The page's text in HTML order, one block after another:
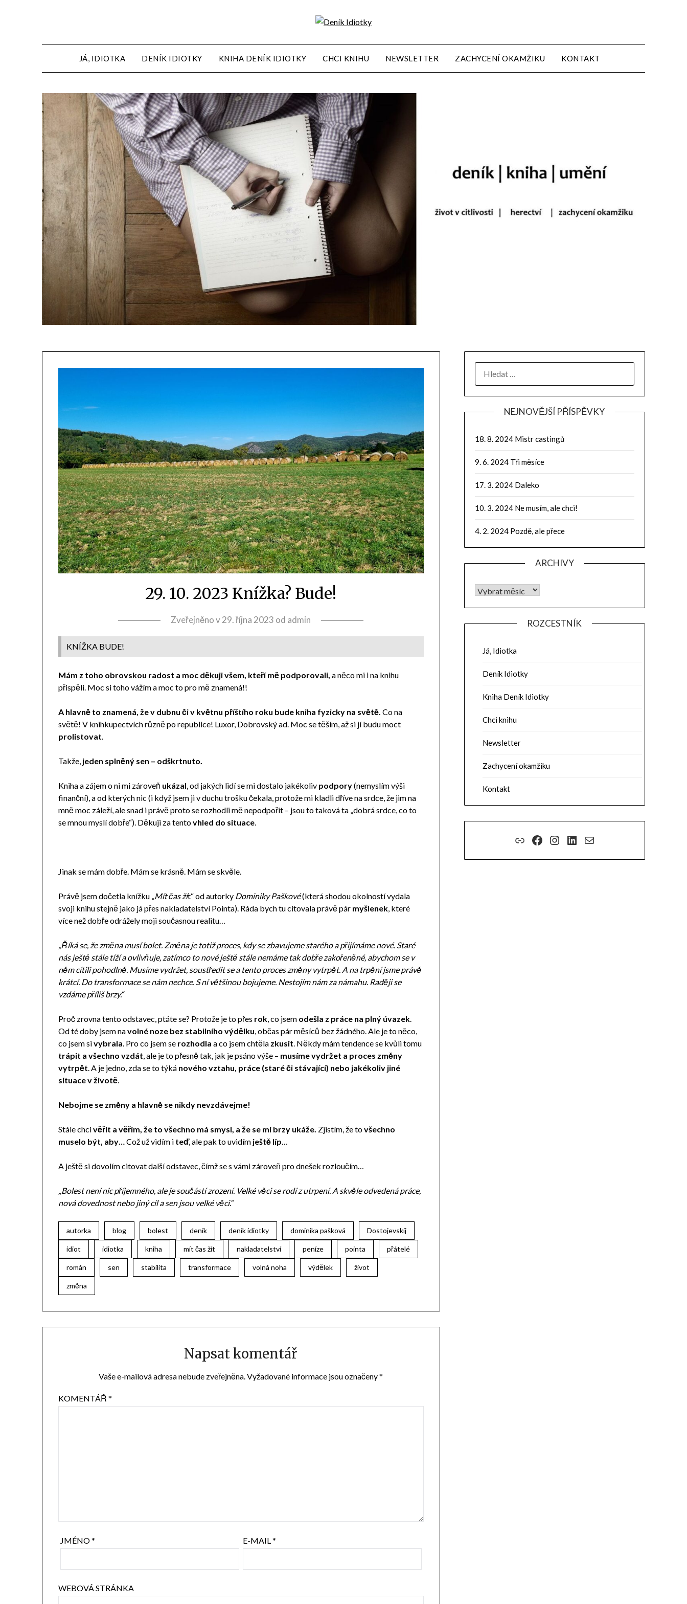
JÁ, IDIOTKA DENÍK IDIOTKY KNIHA DENÍK IDIOTKY CHCI KNIHU NEWSLETTER ZACHYCENÍ OKAMŽIKU KONTAKT
29. 10. 2023 Knížka? Bude!
Zveřejněno v29. října 2023 od admin
KNÍŽKA BUDE!
Mám z toho obrovskou radost a moc děkuji všem, kteří mě podporovali, a něco mi i na knihu
přispěli. Moc si toho vážím a moc to pro mě znamená!!
A hlavně to znamená, že v dubnu či v květnu příštího roku bude kniha fyzicky na světě.Co na
světě! V knihkupectvích různě po republice! Luxor, Dobrovský ad. Moc se těším, až si jí budu moct
prolistovat.
Takže, jeden splněný sen – odškrtnuto.
Kniha a zájem o ni mi zároveň ukázal, od jakých lidí se mi dostalo jakékoliv podpory(nemyslím výši
finanční), a od kterých nic (i když jsem ji v duchu trošku čekala, protože mi kladli dříve na srdce, že jim na
mně moc záleží, ale snad i právě proto se rozhodli mě nepodpořit – jsou to taková ta „dobrá srdce, co to
se mnou myslí dobře“). Děkuji za tentovhled do situace.
Jinak se mám dobře. Mám se krásně. Mám se skvěle.
Právě jsem dočetla knížku „Mít čas žít“ od autorky Dominiky Paškové(která shodou okolností vydala
svoji knihu stejně jako já přes nakladatelství Pointa). Ráda bych tu citovala právě pár myšlenek, které
více než dobře odrážely moji současnou realitu…
,,Říká se, že změna musí bolet. Změna je totiž proces, kdy se zbavujeme starého a přijímáme nové. Staré
nás ještě stále tíží a ovlivňuje, zatímco to nové ještě stále nemáme tak dobře zakořeněné, abychom se v
něm cítili pohodlně. Musíme vydržet, soustředit se a tento proces změny vytrpět. A na trpění jsme právě
krátcí. Do transformace se nám nechce. S ní většinou bojujeme. Nestojím nám za námahu. Raději se
vzdáme příliš brzy.“
Proč zrovna tento odstavec, ptáte se? Protože je to přes rok, co jsem odešla z práce na plný úvazek.
Od té doby jsem navolné noze bez stabilního výdělku, občas pár měsíců bez žádného. Ale je to něco,
co jsem sivybrala. Pro co jsem se rozhodla a co jsem chtěla zkusit. Někdy mám tendence se kvůli tomu
trápit a všechno vzdát, ale je to přesně tak, jak je psáno výše – musíme vydržet a proces změny
vytrpět. A je jedno, zda se to týká nového vztahu, práce (staré či stávající) nebo jakékoliv jiné
situace v životě.
Nebojme se změny a hlavně se nikdy nevzdávejme!
Stále chcivěřit a věřím, že to všechno má smysl, a že se mi brzy ukáže. Zjistím, že tovšechno
muselo být, aby…Což už vidím i teď, ale pak to uvidím ještě líp…
A ještě si dovolím citovat další odstavec, čímž se s vámi zároveň pro dnešek rozloučím…
,,Bolest není nic příjemného, ale je součástí zrození. Velké věci se rodí z utrpení. A skvěle odvedená práce,
nová dovednost nebo jiný cíl a sen jsou velké věci.“
autorka blog bolest deník deník idiotky dominika pašková Dostojevskij
idiot idiotka kniha mít čas žít nakladatelství peníze pointa přátelé
román sen stabilita transformace volná noha výdělek život
změna
Napsat komentář
Vaše e-mailová adresa nebude zveřejněna.Vyžadované informace jsou označeny*
KOMENTÁŘ*
JMÉNO* E-MAIL*
WEBOVÁ STRÁNKA
NEJNOVĚJŠÍ PŘÍSPĚVKY
18. 8. 2024 Mistr castingů
9. 6. 2024 Tři měsíce
17. 3. 2024 Daleko
10. 3. 2024 Ne musím, ale chci!
4. 2. 2024 Pozdě, ale přece
ARCHIVY
ROZCESTNÍK
Já, Idiotka
Deník Idiotky
Kniha Deník Idiotky
Chci knihu
Newsletter
Zachycení okamžiku
Kontakt